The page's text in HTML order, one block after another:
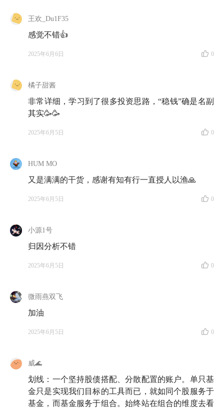
王欢_Du1F35
感觉不错👍
2025年6月6日 0
橘子甜酱
非常详细，学习到了很多投资思路，“稳钱”确是名副
其实🥳🥳
2025年6月5日 0
HUM MO
又是满满的干货，感谢有知有行一直授人以渔🙏
2025年6月5日 0
小源1号
归因分析不错
2025年6月5日 0
微雨燕双飞
加油
2025年6月5日 0
威🌊
划线：一个坚持股债搭配、分散配置的账户。单只基
金只是实现我们目标的工具而已，就如同个股服务于
基金，而基金服务于组合。始终站在组合的维度去看